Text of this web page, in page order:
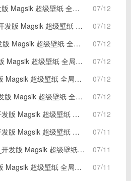
07/12
超级壁纸 全局自由
07/12
Magsik 超级壁纸 全局自
07/12
Magsik 超级壁纸 全局自
07/12
超级壁纸 全局自由窗
07/12
超级壁纸 全局自由窗
07/12
Magsik 超级壁纸 全局自
07/12
Magsik 超级壁纸 全局自由
07/11
Magsik 超级壁纸 全局自由
07/11
版 Magsik 超级壁纸 全局自
07/11
超级壁纸 全局自由窗